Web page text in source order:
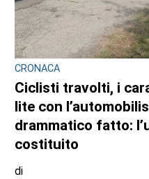
CRONACA
Ciclisti travolti, i
lite con
drammatico fatto:
costituito
di